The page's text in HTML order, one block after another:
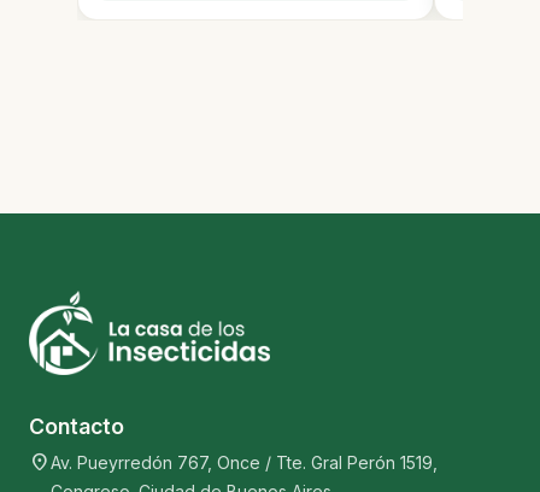
Contacto
location_onAv. Pueyrredón 767, Once / Tte. Gral Perón 1519,